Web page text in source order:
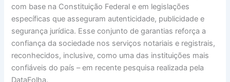
com base na Constituição Federal e em legislações
específicas que asseguram autenticidade, publicidade e
segurança jurídica. Esse conjunto de garantias reforça a
confiança da sociedade nos serviços notariais e registrais,
reconhecidos, inclusive, como uma das instituições mais
confiáveis do país – em recente pesquisa realizada pela
DataFolha.